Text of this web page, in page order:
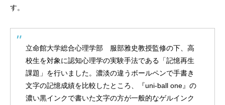
す。
立命館大学総合心理学部 服部雅史教授監修の下、高
校生を対象に認知心理学の実験手法である「記憶再生
課題」を行いました。濃淡の違うボールペンで手書き
文字の記憶成績を比較したところ、『uni-ball one』の
濃い黒インクで書いた文字の方が一般的なゲルインク